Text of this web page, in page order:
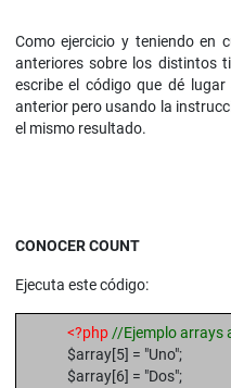
Como ejercicio y teniendo en
anteriores sobre los distintos
escribe el código que dé
anterior pero usando la
el mismo resultado.
CONOCER COUNT
Ejecuta este código:
<?php //Ejemplo arrays
$array[5] = "Uno";
$array[6] = "Dos";